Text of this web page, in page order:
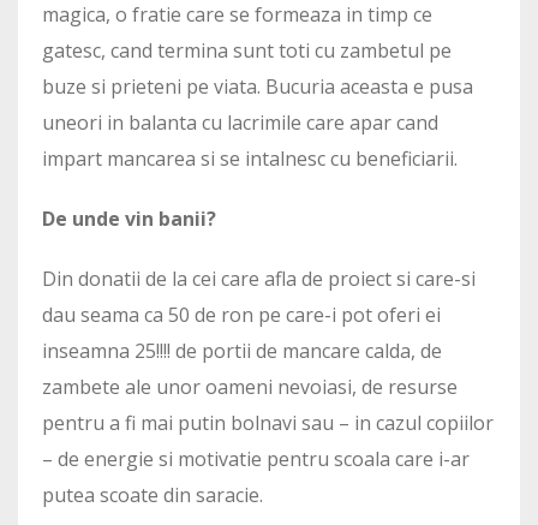
magica, o fratie care se formeaza in timp ce
gatesc, cand termina sunt toti cu zambetul pe
buze si prieteni pe viata. Bucuria aceasta e pusa
uneori in balanta cu lacrimile care apar cand
impart mancarea si se intalnesc cu beneficiarii.
De unde vin banii?
Din donatii de la cei care afla de proiect si care-si
dau seama ca 50 de ron pe care-i pot oferi ei
inseamna 25!!!! de portii de mancare calda, de
zambete ale unor oameni nevoiasi, de resurse
pentru a fi mai putin bolnavi sau – in cazul copiilor
– de energie si motivatie pentru scoala care i-ar
putea scoate din saracie.